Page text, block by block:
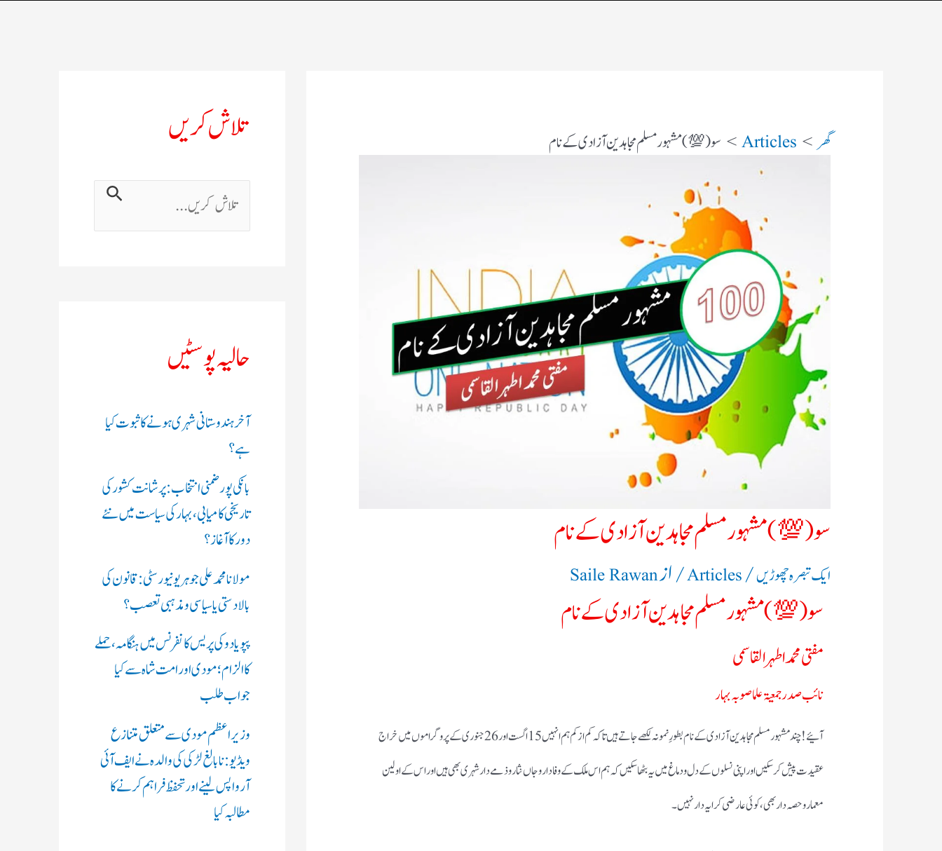
گھر Articles سو (💯) مشہور مسلم مجاہدین آزادی کے نام​
سو (💯) مشہور مسلم مجاہدین آزادی کے نام​
ایک تبصرہ چھوڑیں/
Articles/ ازSaile Rawan
سو (💯) مشہور مسلم مجاہدین آزادی کے نام
مفتی محمد اطہر القاسمی
نائب صدر جمعیۃ علما صوبہ بہار
آئیے! چند مشہور مسلم مجاہدین آزادی کے نام بطورِ نمونہ لکھے جاتے ہیں تاکہ کم از کم ہم انہیں 15 اگست اور 26 جنوری کے پروگراموں میں خراج
عقیدت پیش کرسکیں اور اپنی نسلوں کے دل و دماغ میں یہ بٹھا سکیں کہ ہم اس ملک کے وفادار و جاں نثار و ذمے دار شہری بھی ہیں اور اس کے اولین
معمار و حصہ دار بھی،کوئی عارضی کرایہ دار نہیں۔
تلاش کریں
ت
ل
ر
ی
ں
:
حالیہ پوسٹیں
آخر ہندوستانی شہری ہونے کا ثبوت کیا
ہے؟
بانکی پور ضمنی انتخاب: پرشانت کشور کی
تاریخی کامیابی، بہار کی سیاست میں نئے
دور کا آغاز؟
مولانا محمد علی جوہر یونیورسٹی: قانون کی
بالادستی یا سیاسی و مذہبی تعصب؟
پپو یادو کی پریس کانفرنس میں ہنگامہ، حملے
کا الزام؛ مودی اور امت شاہ سے کیا
جواب طلب
وزیر اعظم مودی سے متعلق متنازع
ویڈیو: نابالغ لڑکی کی والدہ نے ایف آئی
آر واپس لینے اور تحفظ فراہم کرنے کا
مطالبہ کیا